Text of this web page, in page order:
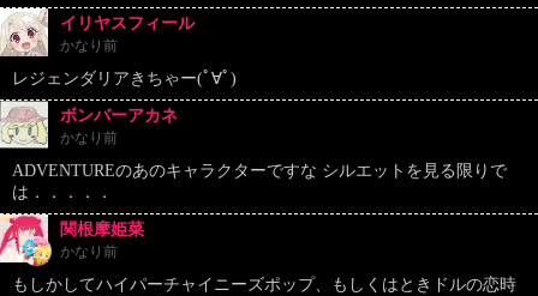
イリヤスフィール
かなり前
レジェンダリアきちゃー(ﾟ∀ﾟ)
ボンバーアカネ
かなり前
ADVENTUREのあのキャラクターですな シルエットを見る限りで
は．．．．．
関根摩姫菜
かなり前
もしかしてハイパーチャイニーズポップ、もしくはときドルの恋時